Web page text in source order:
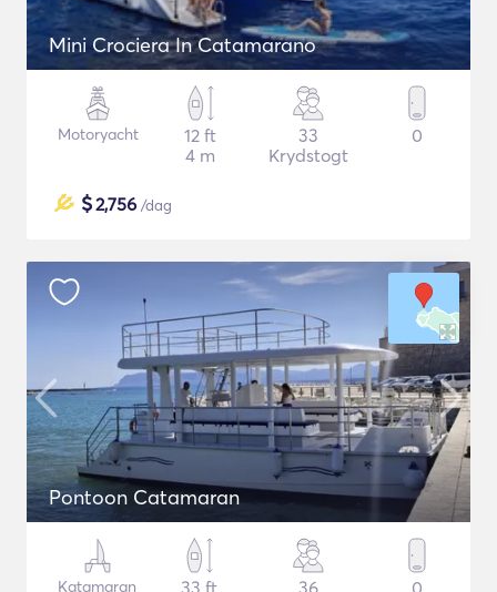
Mini Crociera In Catamarano
Motoryacht
12 ft
4 m
33
Krydstogt
0
$2,756 /dag
Pontoon Catamaran
Katamaran
33 ft
36
0